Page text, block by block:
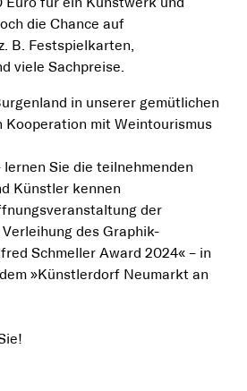
die Chance auf
B. Festspielkarten,
viele Sachpreise.
in unserer gemütlichen
Kooperation mit Weintourismus
Sie die teilnehmenden
Künstler kennen
der
des Graphik-
Schmeller Award 2024« – in
»Künstlerdorf Neumarkt an